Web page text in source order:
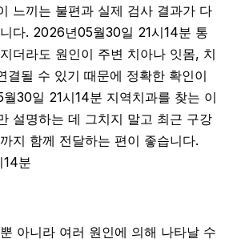
느끼는 불편과 실제 검사 결과가 다
다. 2026년05월30일 21시14분 통
더라도 원인이 주변 치아나 잇몸, 치
결될 수 있기 때문에 정확한 확인이
30일 21시14분 지역치과를 찾는 이
설명하는 데 그치지 말고 최근 구강
지 함께 전달하는 편이 좋습니다.
분
아니라 여러 원인에 의해 나타날 수